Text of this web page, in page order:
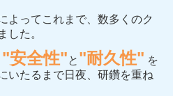
よってこれまで、数多くのク
した。
"安全性"と "耐久性" を
いたるまで日夜、研鑽を重ね